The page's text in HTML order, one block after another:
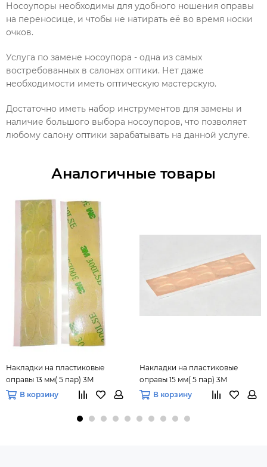
Носоупоры необходимы для удобного ношения оправы
на переносице, и чтобы не натирать её во время носки
очков.
Услуга по замене носоупора - одна из самых
востребованных в салонах оптики. Нет даже
необходимости иметь оптическую мастерскую.
Достаточно иметь набор инструментов для замены и
наличие большого выбора носоупоров, что позволяет
любому салону оптики зарабатывать на данной услуге.
Аналогичные товары
Накладки на пластиковые
оправы 13 мм( 5 пар) 3М
В корзину
Накладки на пластиковые
оправы 15 мм( 5 пар) 3М
В корзину